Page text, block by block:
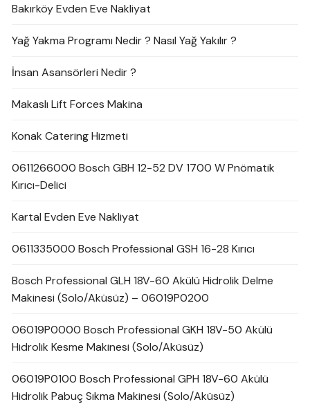
Bakırköy Evden Eve Nakliyat
Yağ Yakma Programı Nedir ? Nasıl Yağ Yakılır ?
İnsan Asansörleri Nedir ?
Makaslı Lift Forces Makina
Konak Catering Hizmeti
0611266000 Bosch GBH 12-52 DV 1700 W Pnömatik
Kırıcı-Delici
Kartal Evden Eve Nakliyat
0611335000 Bosch Professional GSH 16-28 Kırıcı
Bosch Professional GLH 18V-60 Akülü Hidrolik Delme
Makinesi (Solo/Aküsüz) – 06019P0200
06019P0000 Bosch Professional GKH 18V-50 Akülü
Hidrolik Kesme Makinesi (Solo/Aküsüz)
06019P0100 Bosch Professional GPH 18V-60 Akülü
Hidrolik Pabuç Sıkma Makinesi (Solo/Aküsüz)